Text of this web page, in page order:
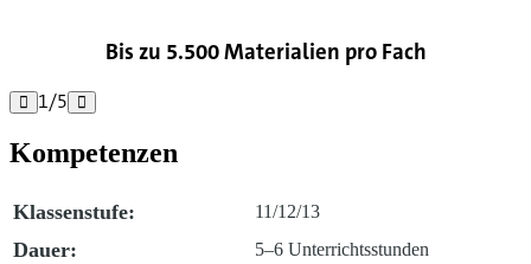
Bis zu 5.500 Materialien pro Fach
 1/5 
Kompetenzen
Klassenstufe: 11/12/13
Dauer: 5–6 Unterrichtsstunden